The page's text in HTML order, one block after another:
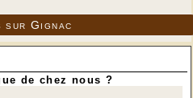
LALBIA -
MOURAILLE
---
sur Gignac
de chez nous ?